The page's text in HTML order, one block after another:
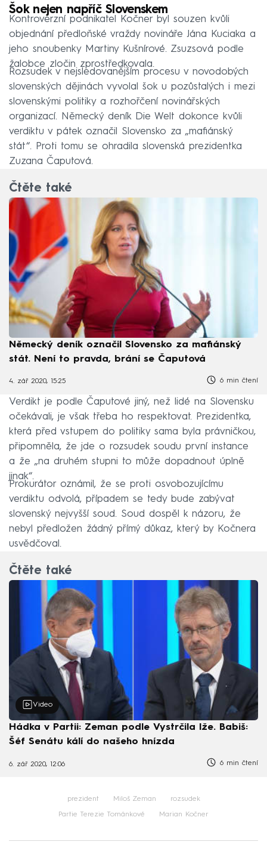
Šok nejen napříč Slovenskem
Kontroverzní podnikatel Kočner byl souzen kvůli
objednání předloňské vraždy novináře Jána Kuciaka a
jeho snoubenky Martiny Kušnírové. Zsuzsová podle
žalobce zločin zprostředkovala.
Rozsudek v nejsledovanějším procesu v novodobých
slovenských dějinách vyvolal šok u pozůstalých i mezi
slovenskými politiky a rozhořčení novinářských
organizací. Německý deník Die Welt dokonce kvůli
verdiktu v pátek označil Slovensko za „mafiánský
stát“. Proti tomu se ohradila slovenská prezidentka
Zuzana Čaputová.
Čtěte také
Německý deník označil Slovensko za mafiánský
stát. Není to pravda, brání se Čaputová
4. zář 2020, 15:25 6 min čtení
Verdikt je podle Čaputové jiný, než lidé na Slovensku
očekávali, je však třeba ho respektovat. Prezidentka,
která před vstupem do politiky sama byla právničkou,
připomněla, že jde o rozsudek soudu první instance
a že „na druhém stupni to může dopadnout úplně
jinak“.
Prokurátor oznámil, že se proti osvobozujícímu
verdiktu odvolá, případem se tedy bude zabývat
slovenský nejvyšší soud. Soud dospěl k názoru, že
nebyl předložen žádný přímý důkaz, který by Kočnera
usvědčoval.
Čtěte také
Video
Hádka v Partii: Zeman podle Vystrčila lže. Babiš:
Šéf Senátu kálí do našeho hnízda
6. zář 2020, 12:06 6 min čtení
prezident Miloš Zeman rozsudek
Partie Terezie Tománkové Marian Kočner